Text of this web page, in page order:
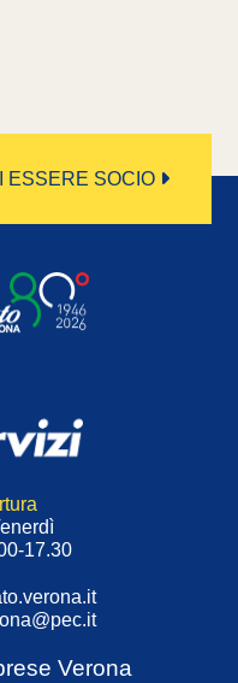
ESSERE SOCIO
17.30
Verona